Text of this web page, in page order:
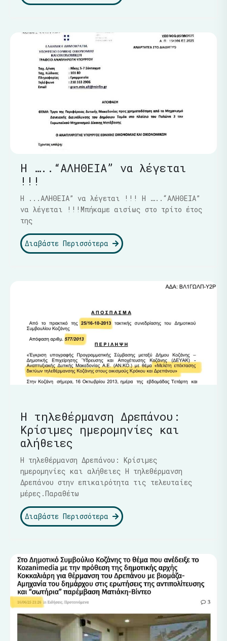
Η …..“ΑΛΗΘΕΙΑ” να λέγεται
!!!
Η ...ΑΛΗΘΕΙΑ” να λέγεται !!! Η …..“ΑΛΗΘΕΙΑ”
να λέγεται !!!Μπήκαμε αισίως στο τρίτο έτος
της
Διαβάστε Περισσότερα
Η τηλεθέρμανση Δρεπάνου:
Κρίσιμες ημερομηνίες και
αλήθειες
Η τηλεθέρμανση Δρεπάνου: Κρίσιμες
ημερομηνίες και αλήθειες Η τηλεθέρμανση
Δρεπάνου στην επικαιρότητα τις τελευταίες
μέρες.Παραθέτω
Διαβάστε Περισσότερα